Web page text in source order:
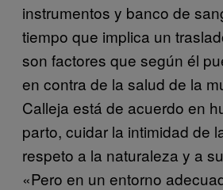
instrumentos y banco de
tiempo que implica un
son factores que según él
en contra de la salud de la
Calleja está de acuerdo en
parto, cuidar la intimidad de
respeto a la naturaleza y a
«Pero en un entorno